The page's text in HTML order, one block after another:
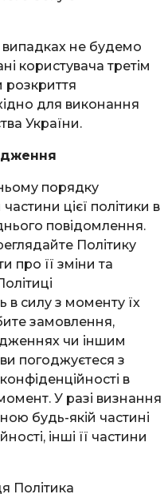
не будемо
користувача третім
розкриття
для виконання
України.
порядку
цієї політики в
повідомлення.
Політику
про її зміни та
в силу з моменту їх
замовлення,
чи іншим
погоджуєтеся з
в
У разі визнання
будь-якій частині
інші її частини
Політика